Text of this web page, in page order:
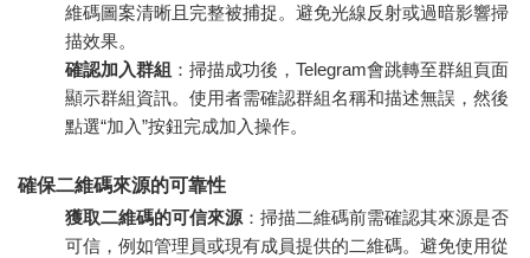
維碼圖案清晰且完整被捕捉。避免光線反射或過暗影響掃
描效果。
確認加入群組 ：掃描成功後，Telegram會跳轉至群組頁面
顯示群組資訊。使用者需確認群組名稱和描述無誤，然後
點選“加入”按鈕完成加入操作。
確保二維碼來源的可靠性
獲取二維碼的可信來源 ：掃描二維碼前需確認其來源是否
可信，例如管理員或現有成員提供的二維碼。避免使用從